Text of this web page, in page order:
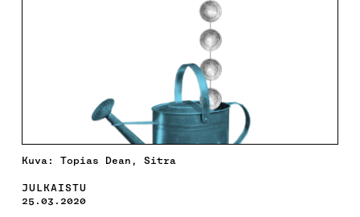
Kuva: Topias Dean, Sitra
JULKAISTU
25.03.2020